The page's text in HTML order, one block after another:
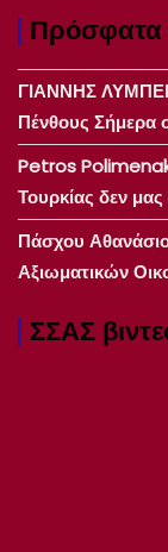
Πρόσφατα
ΓΙΑΝΝΗΣ
Πένθους Σήμερα
Petros
Τουρκίας δεν
Πάσχου
Αξιωματικών
ΣΣΑΣ